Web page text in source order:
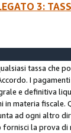
3:
tassa che
I
e definitiva
materia fiscale.
ad ogni altro
la prova